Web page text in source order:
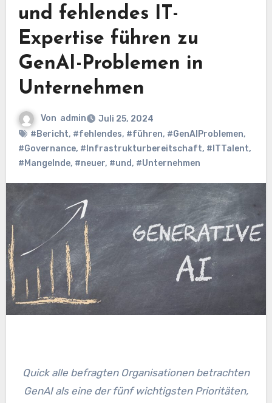
und fehlendes IT-
Expertise führen zu
GenAI-Problemen in
Unternehmen
Von admin
Juli 25, 2024
#Bericht, #fehlendes, #führen, #GenAIProblemen,
#Governance, #Infrastrukturbereitschaft, #ITTalent,
#Mangelnde, #neuer, #und, #Unternehmen
Quick alle befragten Organisationen betrachten
GenAI als eine der fünf wichtigsten Prioritäten,